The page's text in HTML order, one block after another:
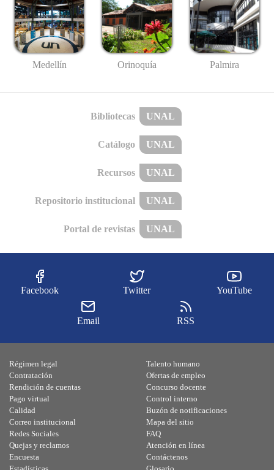
Medellín Orinoquía Palmira
Bibliotecas UNAL
Catálogo UNAL
Recursos UNAL
Repositorio institucional UNAL
Portal de revistas UNAL
Facebook Twitter YouTube
Email RSS
Régimen legal
Contratación
Rendición de cuentas
Pago virtual
Calidad
Talento humano
Ofertas de empleo
Concurso docente
Control interno
Buzón de notificaciones
Correo institucional
Redes Sociales
Quejas y reclamos
Encuesta
Mapa del sitio
FAQ
Atención en línea
Contáctenos